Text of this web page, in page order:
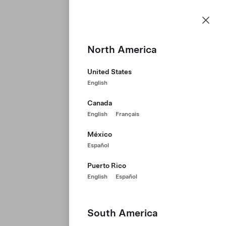
North America
United States
English
Canada
English Français
México
Español
Puerto Rico
English Español
South America